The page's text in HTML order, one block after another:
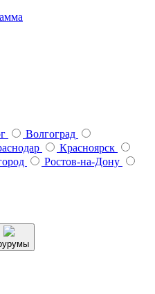
Волгоград
Красноярск
Ростов-на-Дону